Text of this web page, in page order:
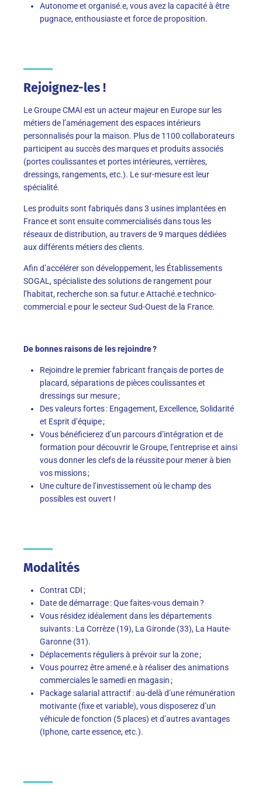
Autonome et organisé.e, vous avez la capacité à être
pugnace, enthousiaste et force de proposition.
Rejoignez-les !
Le Groupe CMAI est un acteur majeur en Europe sur les
métiers de l’aménagement des espaces intérieurs
personnalisés pour la maison. Plus de 1100 collaborateurs
participent au succès des marques et produits associés
(portes coulissantes et portes intérieures, verrières,
dressings, rangements, etc.). Le sur-mesure est leur
spécialité.
Les produits sont fabriqués dans 3 usines implantées en
France et sont ensuite commercialisés dans tous les
réseaux de distribution, au travers de 9 marques dédiées
aux différents métiers des clients.
Afin d’accélérer son développement, les Établissements
SOGAL, spécialiste des solutions de rangement pour
l’habitat, recherche son.sa futur.e Attaché.e technico-
commercial.e pour le secteur Sud-Ouest de la France.
De bonnes raisons de les rejoindre ?
Rejoindre le premier fabricant français de portes de
placard, séparations de pièces coulissantes et
dressings sur mesure ;
Des valeurs fortes : Engagement, Excellence, Solidarité
et Esprit d’équipe ;
Vous bénéficierez d’un parcours d’intégration et de
formation pour découvrir le Groupe, l’entreprise et ainsi
vous donner les clefs de la réussite pour mener à bien
vos missions ;
Une culture de l’investissement où le champ des
possibles est ouvert !
Modalités
Contrat CDI ;
Date de démarrage : Que faites-vous demain ?
Vous résidez idéalement dans les départements
suivants : La Corrèze (19), La Gironde (33), La Haute-
Garonne (31).
Déplacements réguliers à prévoir sur la zone ;
Vous pourrez être amené.e à réaliser des animations
commerciales le samedi en magasin ;
Package salarial attractif : au-delà d’une rémunération
motivante (fixe et variable), vous disposerez d’un
véhicule de fonction (5 places) et d’autres avantages
(Iphone, carte essence, etc.).